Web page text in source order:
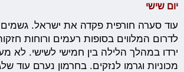
יום שישי
עוד סערה חורפית פקדה את ישראל. גשמים
לדרום המלווים בסופות רעמים ורוחות
ירדו במהלך הלילה בין חמישי לשישי. לא
מכוניות וגרמו לנזקים. בחרמון נערם עוד